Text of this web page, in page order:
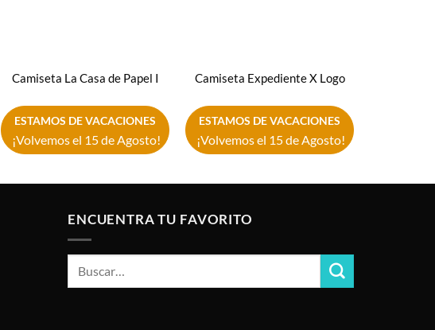
Camiseta La Casa de Papel I
ESTAMOS DE VACACIONES
¡Volvemos el 15 de Agosto!
Camiseta Expediente X Logo
ESTAMOS DE VACACIONES
¡Volvemos el 15 de Agosto!
ENCUENTRA TU FAVORITO